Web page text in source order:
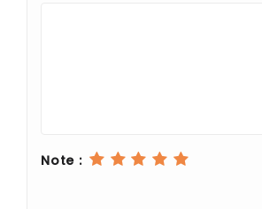
Note :